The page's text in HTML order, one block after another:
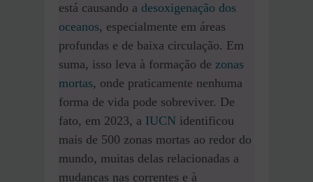
está causando a desoxigenação dos
oceanos, especialmente em áreas
profundas e de baixa circulação. Em
suma, isso leva à formação de zonas
mortas, onde praticamente nenhuma
forma de vida pode sobreviver. De
fato, em 2023, a IUCN identificou
mais de 500 zonas mortas ao redor do
mundo, muitas delas relacionadas a
mudanças nas correntes e à